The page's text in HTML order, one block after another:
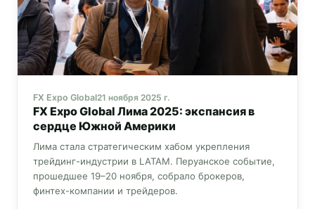
FX Expo Global21 ноября 2025 г.
FX Expo Global Лима 2025: экспансия в
сердце Южной Америки
Лима стала стратегическим хабом укрепления
трейдинг-индустрии в LATAM. Перуанское событие,
прошедшее 19–20 ноября, собрало брокеров,
финтех-компании и трейдеров.